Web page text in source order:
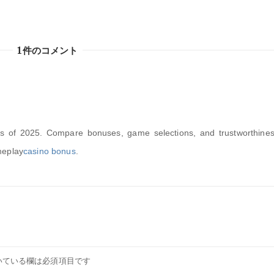
1件のコメント
of 2025. Compare bonuses, game selections, and
casino bonus.
ている欄は必須項目です